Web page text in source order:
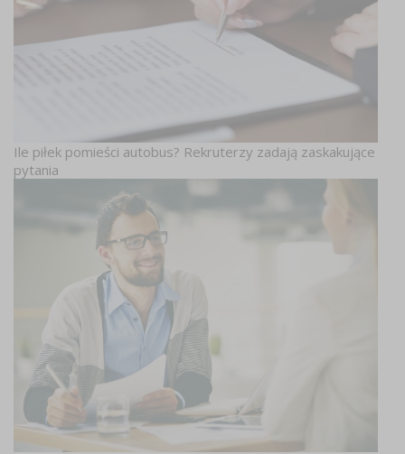
Ile piłek pomieści autobus? Rekruterzy zadają zaskakujące
pytania